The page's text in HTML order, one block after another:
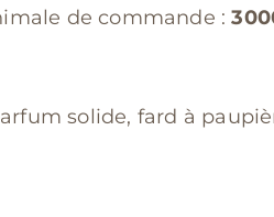
de commande :
solide, fard à